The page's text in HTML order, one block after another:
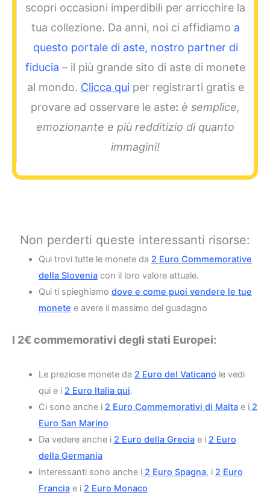
scopri occasioni imperdibili per arricchire la
tua collezione. Da anni, noi ci affidiamo a
questo portale di aste, nostro partner di
fiducia – il più grande sito di aste di monete
al mondo. Clicca qui per registrarti gratis e
provare ad osservare le aste: è semplice,
emozionante e più redditizio di quanto
immagini!
Non perderti queste interessanti risorse:
Qui trovi tutte le monete da 2 Euro Commemorative
della Sloveniacon il loro valore attuale.
Qui ti spieghiamo dove e come puoi vendere le tue
monete e avere il massimo del guadagno
I 2€ commemorativi degli stati Europei:
Le preziose monete da 2 Euro del Vaticano le vedi
qui e i 2 Euro Italia qui.
Ci sono anche i 2 Euro Commemorativi di Maltae i2
Euro San Marino
Da vedere anche i 2 Euro della Greciae i 2 Euro
della Germania
Interessanti sono anche i2 Euro Spagna, i 2 Euro
Franciae i 2 Euro Monaco